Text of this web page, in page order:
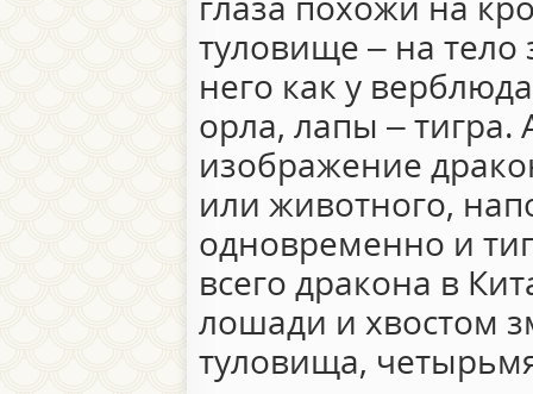
туловище – на тело
него как у
орла, лапы – тигра.
изображение
или животного,
одновременно и
всего дракона в
лошади и хвостом
туловища,